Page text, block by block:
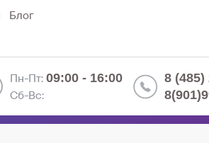
Блог
Пн-Пт: 09:00 - 16:00
Сб-Вс:
8 (485)